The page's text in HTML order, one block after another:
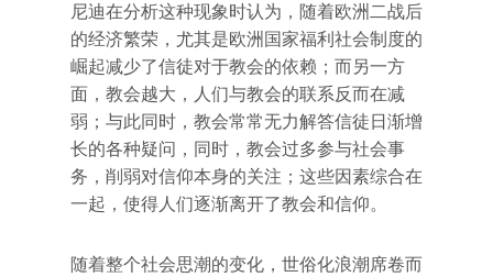
尼迪在分析这种现象时认为，随着欧洲二战后
的经济繁荣，尤其是欧洲国家福利社会制度的
崛起减少了信徒对于教会的依赖；而另一方
面，教会越大，人们与教会的联系反而在减
弱；与此同时，教会常常无力解答信徒日渐增
长的各种疑问，同时，教会过多参与社会事
务，削弱对信仰本身的关注；这些因素综合在
一起，使得人们逐渐离开了教会和信仰。
随着整个社会思潮的变化，世俗化浪潮席卷而